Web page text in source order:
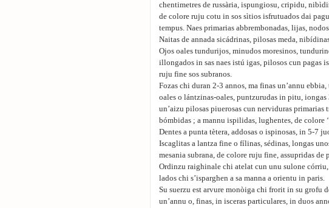
chentimetres de russària, ispungiosu, cripidu,
de colore ruju cotu in sos sìtios isfrutuados dai
tempus. Naes primarias abbrembonadas, lijas,
Naitas de annada sicádrinas, pilosas meda,
Ojos oales tundurijos, minudos moresinos,
illongados in sas naes istú igas, pilosos cun pagas
ruju fine sos subranos.
Fozas chi duran 2-3 annos, ma finas un’annu
oales o lántzinas-oales, puntzurudas in pitu,
un’aizu pilosas piuerosas cun nerviduras primarias
bómbidas ; a mannu ispilidas, lughentes, de colore
Dentes a punta tètera, addosas o ispinosas, in 5-7
Iscaglitas a lantza fine o fílinas, sédinas, longas
mesania subrana, de colore ruju fine, assupridas
Ordinzu raighinale chi atelat cun unu sulone
lados chi s’isparghen a sa manna a orientu in paris.
Su suerzu est arvure monòiga chi frorit in su grofu
un’annu o, finas, in isceras particulares, in duos